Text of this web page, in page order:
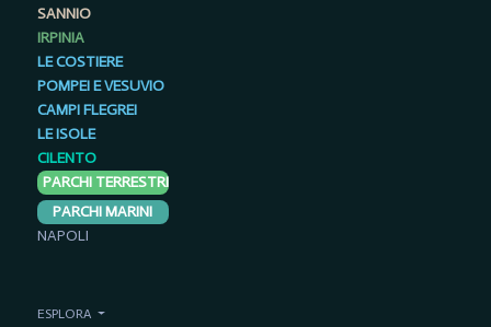
SANNIO
IRPINIA
LE COSTIERE
POMPEI E VESUVIO
CAMPI FLEGREI
LE ISOLE
CILENTO
PARCHI TERRESTRI
PARCHI MARINI
NAPOLI
ESPLORA